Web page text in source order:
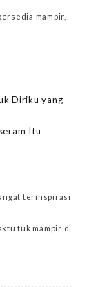
mampir,
Diriku yang
Itu
terinspirasi
tuk mampir di